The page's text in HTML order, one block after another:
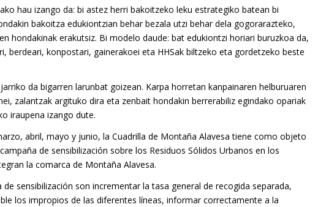
hau izango da: bi astez herri bakoitzeko leku estrategiko batean bi
bakoitza edukiontzian behar bezala utzi behar dela gogorarazteko,
hondakinak erakutsiz. Bi modelo daude: bat edukiontzi horiari buruzkoa da,
berdeari, konpostari, gainerakoei eta HHSak biltzeko eta gordetzeko beste
da bigarren larunbat goizean. Karpa horretan kanpainaren helburuaren
zalantzak argituko dira eta zenbait hondakin berrerabiliz egindako opariak
iraupena izango dute.
abril, mayo y junio, la Cuadrilla de Montaña Alavesa tiene como objeto
de sensibilización sobre los Residuos Sólidos Urbanos en los
la comarca de Montaña Alavesa.
sensibilización son incrementar la tasa general de recogida separada,
los impropios de las diferentes líneas, informar correctamente a la